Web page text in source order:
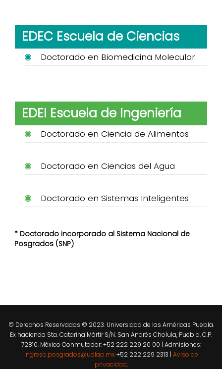
EDEC Escuela de Ciencias
Doctorado en Biomedicina Molecular
EDEI Escuela de Ingeniería
Doctorado en Ciencia de Alimentos
Doctorado en Ciencias del Agua
Doctorado en Sistemas Inteligentes
* Doctorado incorporado al Sistema Nacional de
Posgrados (SNP)
© Derechos Reservados © 2023. Universidad de las Américas Puebla.
Ex hacienda Sta. Catarina Mártir S/N. San Andrés Cholula, Puebla. C.P.
72810. México Conmutador: +52 222 229 20 00 | Admisiones:
ingreso.posgrados@udlap.mx +52 222 229 2313 | Aviso de
privacidad.